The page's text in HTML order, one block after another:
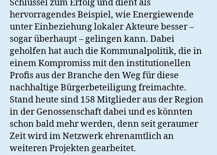
Schlüssel zum Erfolg und dient als
hervorragendes Beispiel, wie Energiewende
unter Einbeziehung lokaler Akteure besser –
sogar überhaupt – gelingen kann. Dabei
geholfen hat auch die Kommunalpolitik, die in
einem Kompromiss mit den institutionellen
Profis aus der Branche den Weg für diese
nachhaltige Bürgerbeteiligung freimachte.
Stand heute sind 158 Mitglieder aus der Region
in der Genossenschaft dabei und es könnten
schon bald mehr werden, denn seit geraumer
Zeit wird im Netzwerk ehrenamtlich an
weiteren Projekten gearbeitet.